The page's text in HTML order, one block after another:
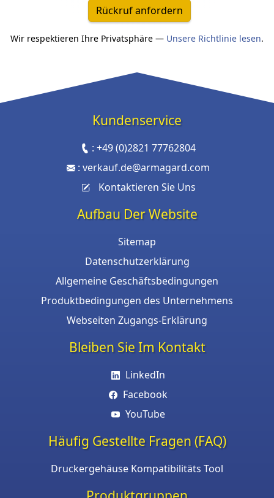
Rückruf anfordern
Wir respektieren Ihre Privatsphäre — Unsere Richtlinie lesen.
Kundenservice
: +49 (0)2821 77762804
:verkauf.de@armagard.com
Kontaktieren Sie Uns
Aufbau Der Website
Sitemap
Datenschutzerklärung
Allgemeine Geschäftsbedingungen
Produktbedingungen des Unternehmens
Webseiten Zugangs-Erklärung
Bleiben Sie Im Kontakt
LinkedIn
Facebook
YouTube
Häufig Gestellte Fragen (FAQ)
Druckergehäuse Kompatibilitäts Tool